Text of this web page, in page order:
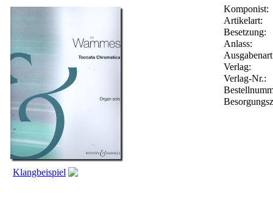
Klangbeispiel
Komponist:
Artikelart:
Besetzung:
Anlass:
Verlag:
Verlag-Nr.: